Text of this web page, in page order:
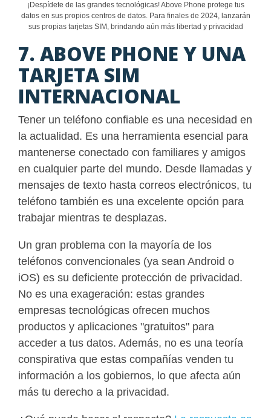
¡Despídete de las grandes tecnológicas! Above Phone protege tus
datos en sus propios centros de datos. Para finales de 2024, lanzarán
sus propias tarjetas SIM, brindando aún más libertad y privacidad
7. ABOVE PHONE Y UNA
TARJETA SIM
INTERNACIONAL
Tener un teléfono confiable es una necesidad en
la actualidad. Es una herramienta esencial para
mantenerse conectado con familiares y amigos
en cualquier parte del mundo. Desde llamadas y
mensajes de texto hasta correos electrónicos, tu
teléfono también es una excelente opción para
trabajar mientras te desplazas.
Un gran problema con la mayoría de los
teléfonos convencionales (ya sean Android o
iOS) es su deficiente protección de privacidad.
No es una exageración: estas grandes
empresas tecnológicas ofrecen muchos
productos y aplicaciones "gratuitos" para
acceder a tus datos. Además, no es una teoría
conspirativa que estas compañías venden tu
información a los gobiernos, lo que afecta aún
más tu derecho a la privacidad.